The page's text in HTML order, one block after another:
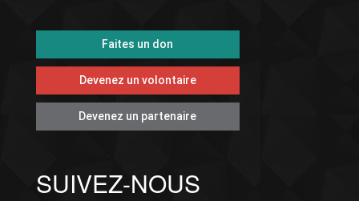
Faites un don
Devenez un volontaire
Devenez un partenaire
SUIVEZ-NOUS